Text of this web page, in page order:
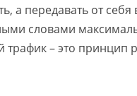
а передавать от себя
словами
– это принцип